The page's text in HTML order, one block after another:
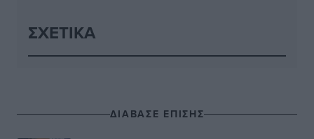
ΣΧΕΤΙΚΆ
ΔΙΑΒΑΣΕ ΕΠΙΣΗΣ